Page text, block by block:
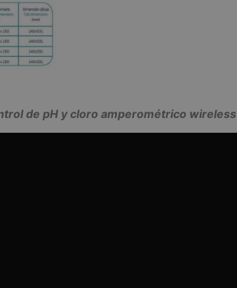
de pH y cloro amperométrico wireless